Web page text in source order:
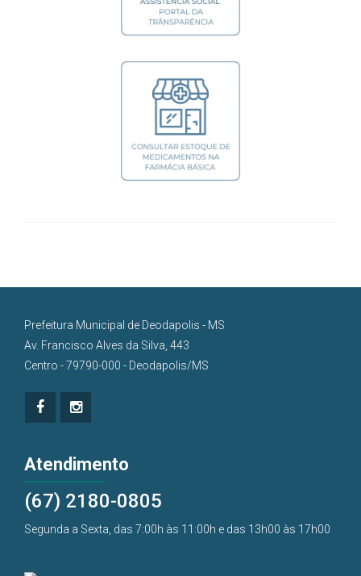
Prefeitura Municipal de Deodapolis - MS
Av. Francisco Alves da Silva, 443
Centro - 79790-000 - Deodapolis/MS
Atendimento
(67) 2180-0805
Segunda a Sexta, das 7:00h às 11:00h e das 13h00 às 17h00